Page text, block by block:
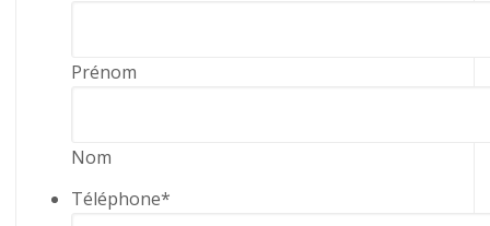
Prénom
Nom
Téléphone*